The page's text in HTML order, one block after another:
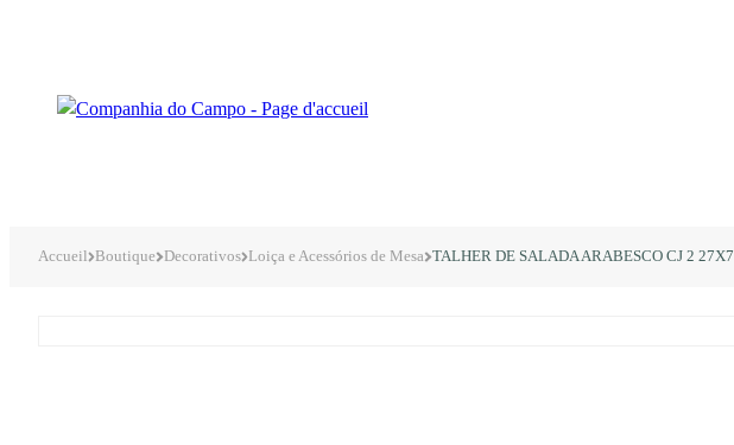
Accueil Boutique Decorativos Loiça e Acessórios de Mesa TALHER DE SALADA ARABESCO CJ 2 27X7